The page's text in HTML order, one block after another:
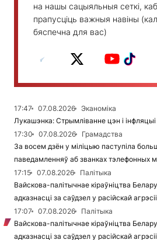
на нашы сацыяльныя сеткі,
прапусціць важныя навіны
бяспечна для вас)
17:47 07.08.2026
Эканоміка
Лукашэнка: Стрымліванне цэн і
17:30
07.08.2026
Грамадства
За восем дзён у міліцыю паступіла
паведамленняў аб званках тэлефонных
17:15
07.08.2026
Палітыка
Вайскова-палітычнае кіраўніцтва
адказнасці за саўдзел у расійскай
17:07
07.08.2026
Палітыка
Вайскова-палітычнае кіраўніцтва
адказнасці за саўдзел у расійскай